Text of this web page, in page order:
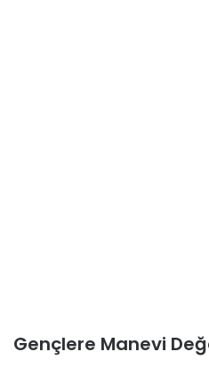
Gençlere Manevi